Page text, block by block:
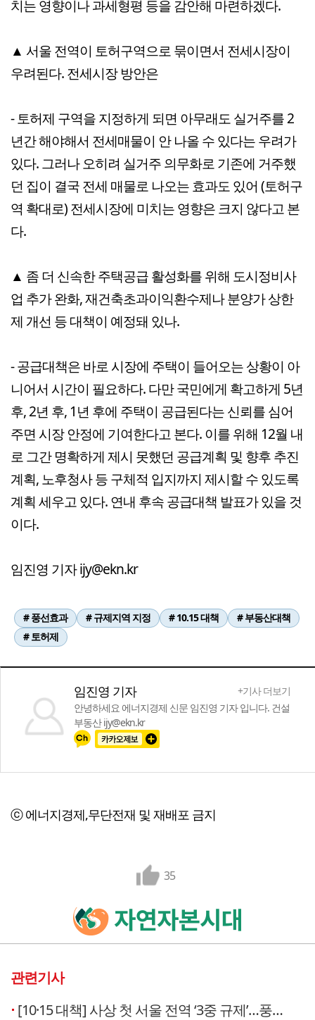
치는 영향이나 과세형평 등을 감안해 마련하겠다.
▲ 서울 전역이 토허구역으로 묶이면서 전세시장이
우려된다. 전세시장 방안은
- 토허제 구역을 지정하게 되면 아무래도 실거주를 2
년간 해야해서 전세매물이 안 나올 수 있다는 우려가
있다. 그러나 오히려 실거주 의무화로 기존에 거주했
던 집이 결국 전세 매물로 나오는 효과도 있어 (토허구
역 확대로) 전세시장에 미치는 영향은 크지 않다고 본
다.
▲ 좀 더 신속한 주택공급 활성화를 위해 도시정비사
업 추가 완화, 재건축초과이익환수제나 분양가 상한
제 개선 등 대책이 예정돼 있나.
- 공급대책은 바로 시장에 주택이 들어오는 상황이 아
니어서 시간이 필요하다. 다만 국민에게 확고하게 5년
후, 2년 후, 1년 후에 주택이 공급된다는 신뢰를 심어
주면 시장 안정에 기여한다고 본다. 이를 위해 12월 내
로 그간 명확하게 제시 못했던 공급계획 및 향후 추진
계획, 노후청사 등 구체적 입지까지 제시할 수 있도록
계획 세우고 있다. 연내 후속 공급대책 발표가 있을 것
이다.
임진영 기자 ijy@ekn.kr
# 풍선효과 # 규제지역 지정 # 10.15 대책
# 부동산대책
# 토허제
임진영 기자
+기사 더보기
안녕하세요 에너지경제 신문 임진영 기자 입니다. 건설
부동산 ijy@ekn.kr
ⓒ 에너지경제,무단전재 및 재배포 금지
35
관련기사
[10·15 대책] 사상 첫 서울 전역 ‘3중 규제’…풍선 효과·‘똘똘한 한 채’ 잡는다